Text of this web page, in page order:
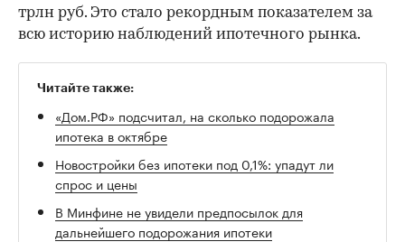
трлн руб. Это стало рекордным показателем за
всю историю наблюдений ипотечного рынка.
Читайте также:
«Дом.РФ» подсчитал, на сколько подорожала
ипотека в октябре
Новостройки без ипотеки под 0,1%: упадут ли
спрос и цены
В Минфине не увидели предпосылок для
дальнейшего подорожания ипотеки